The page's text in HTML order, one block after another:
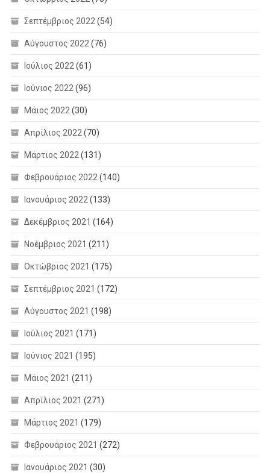
Σεπτέμβριος 2022 (54)
Αύγουστος 2022 (76)
Ιούλιος 2022 (61)
Ιούνιος 2022 (96)
Μάιος 2022 (30)
Απρίλιος 2022 (70)
Μάρτιος 2022 (131)
Φεβρουάριος 2022 (140)
Ιανουάριος 2022 (133)
Δεκέμβριος 2021 (164)
Νοέμβριος 2021 (211)
Οκτώβριος 2021 (175)
Σεπτέμβριος 2021 (172)
Αύγουστος 2021 (198)
Ιούλιος 2021 (171)
Ιούνιος 2021 (195)
Μάιος 2021 (211)
Απρίλιος 2021 (271)
Μάρτιος 2021 (179)
Φεβρουάριος 2021 (272)
Ιανουάριος 2021 (30)